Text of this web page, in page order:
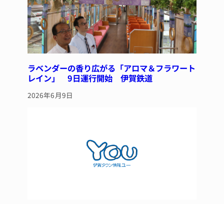
ラベンダーの香り広がる「アロマ＆フラワート
レイン」 9日運行開始 伊賀鉄道
2026年6月9日